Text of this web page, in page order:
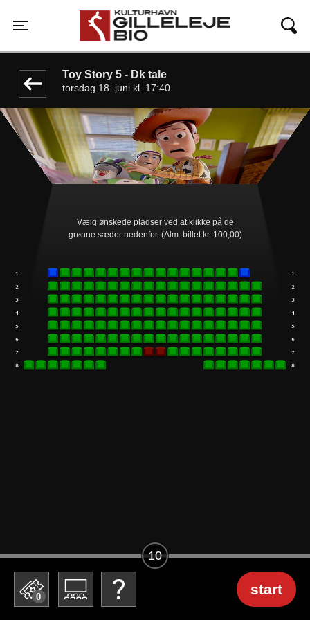
Toggle navigation
Gilleleje Bio
Toy Story 5 - Dk tale
torsdag 18. juni kl. 17:40
Vælg ønskede pladser ved at klikke på de
grønne sæder nedenfor. (Alm. billet kr. 100,00)
0 start
10
front05-temp 125324